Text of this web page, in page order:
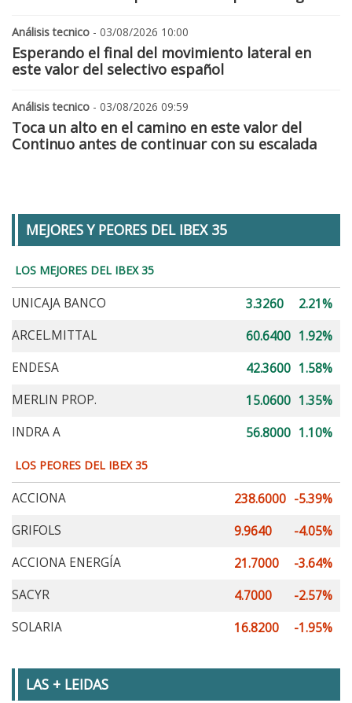
Análisis tecnico - 03/08/2026 10:00
Esperando el final del movimiento lateral en
este valor del selectivo español
Análisis tecnico - 03/08/2026 09:59
Toca un alto en el camino en este valor del
Continuo antes de continuar con su escalada
MEJORES Y PEORES DEL IBEX 35
LOS MEJORES DEL IBEX 35
UNICAJA BANCO 3.3260
2.21%
ARCEL.MITTAL
60.6400 1.92%
ENDESA
42.3600 1.58%
MERLIN PROP.
15.0600 1.35%
INDRA A
56.8000 1.10%
LOS PEORES DEL IBEX 35
ACCIONA 238.6000 -5.39%
GRIFOLS
9.9640
-4.05%
ACCIONA ENERGÍA
21.7000
-3.64%
SACYR
4.7000
-2.57%
SOLARIA
16.8200 -1.95%
LAS + LEIDAS